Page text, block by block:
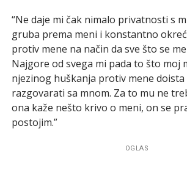
“Ne daje mi čak nimalo privatnosti s
gruba prema meni i konstantno
protiv mene na način da sve što se
Najgore od svega mi pada to što moj
njezinog huškanja protiv mene
razgovarati sa mnom. Za to mu ne
ona kaže nešto krivo o meni, on se
postojim.”
OGLAS